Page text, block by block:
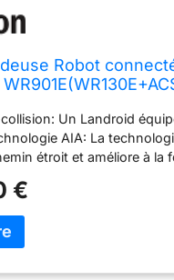
Robot
Un Landroid
AIA: La
étroit et améliore à
nécessaire -
inclus: 1 WORX
à 2 connecteurs, 9
1 Alimenter, 130
vide, 1 Modèle
€